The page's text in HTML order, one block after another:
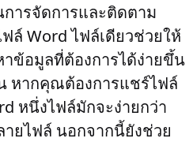
การจัดการและติดตาม
ล์ Word ไฟล์เดียวช่วยให้
ข้อมูลที่ต้องการได้ง่ายขึ้น
หากคุณต้องการแชร์ไฟล์
หนึ่งไฟล์มักจะง่ายกว่า
ายไฟล์ นอกจากนี้ยังช่วย